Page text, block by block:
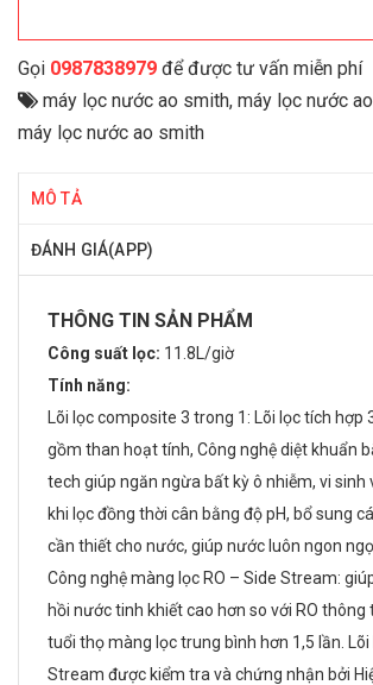
Gọi 0987838979 để được tư vấn miễn phí
máy lọc nước ao smith, máy lọc nước
máy lọc nước ao smith
MÔ TẢ
ĐÁNH GIÁ(APP)
THÔNG TIN SẢN PHẨM
Công suất lọc: 11.8L/giờ
Tính năng:
Lõi lọc composite 3 trong 1: Lõi lọc tích hợp
gồm than hoạt tính, Công nghệ diệt khuẩn
tech giúp ngăn ngừa bất kỳ ô nhiễm, vi sinh
khi lọc đồng thời cân bằng độ pH, bổ sung
cần thiết cho nước, giúp nước luôn ngon
Công nghệ màng lọc RO – Side Stream:
hồi nước tinh khiết cao hơn so với RO thông
tuổi thọ màng lọc trung bình hơn 1,5 lần. Lõi
Stream được kiểm tra và chứng nhận bởi